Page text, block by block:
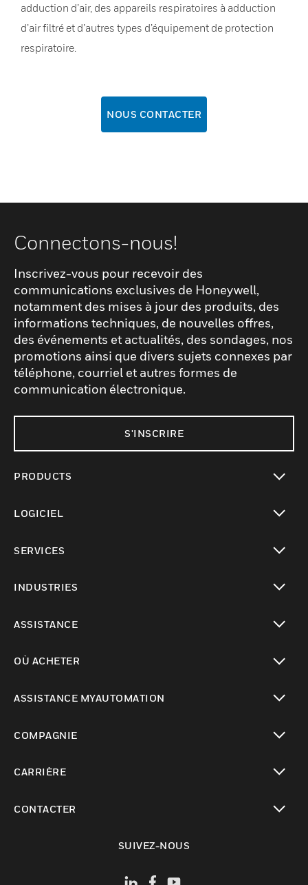
adduction d’air, des appareils respiratoires à adduction
d’air filtré et d’autres types d’équipement de protection
respiratoire.
NOUS CONTACTER
Connectons-nous!
Inscrivez-vous pour recevoir des
communications exclusives de Honeywell,
notamment des mises à jour des produits, des
informations techniques, de nouvelles offres,
des événements et actualités, des sondages, nos
promotions ainsi que divers sujets connexes par
téléphone, courriel et autres formes de
communication électronique.
S'INSCRIRE
PRODUCTS
LOGICIEL
SERVICES
INDUSTRIES
ASSISTANCE
OÙ ACHETER
ASSISTANCE MYAUTOMATION
COMPAGNIE
CARRIÈRE
CONTACTER
SUIVEZ-NOUS